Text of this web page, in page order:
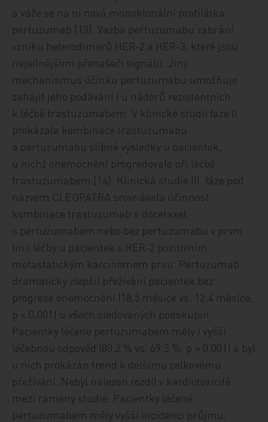
a váže se na ni nová monoklonální protilátka
pertuzumab [13]. Vazba pertuzumabu zabrání
vzniku heterodimerů HER-2 a HER-3, které jsou
nejsilnějšími přenašeči signálu. Jiný
mechanismus účinku pertuzumabu umožňuje
zahájit jeho podávání i u nádorů rezistentních
k léčbě trastuzumabem. V klinické studii fáze II
prokázala kombinace trastuzumabu
a pertuzumabu slibné výsledky u pacientek,
u nichž onemocnění progredovalo při léčbě
trastuzumabem [14]. Klinická studie III. fáze pod
názvem CLEOPATRA srovnávala účinnost
kombinace trastuzumab a docetaxel
s pertuzumabem nebo bez pertuzumabu v první
linii léčby u pacientek s HER-2 pozitivním
metastatickým karcinomem prsu. Pertuzumab
dramaticky zlepšil přežívání pacientek bez
progrese onemocnění (18,5 měsíce vs. 12,4 měsíce;
p < 0,001) u všech sledovaných podskupin.
Pacientky léčené pertuzumabem měly i vyšší
léčebnou odpověď (80,2 % vs. 69,3 %; p = 0,001) a byl
u nich prokázán trend k delšímu celkovému
přežívání. Nebyl nalezen rozdíl v kardiotoxicitě
mezi rameny studie. Pacientky léčené
pertuzumabem měly vyšší incidenci průjmu,